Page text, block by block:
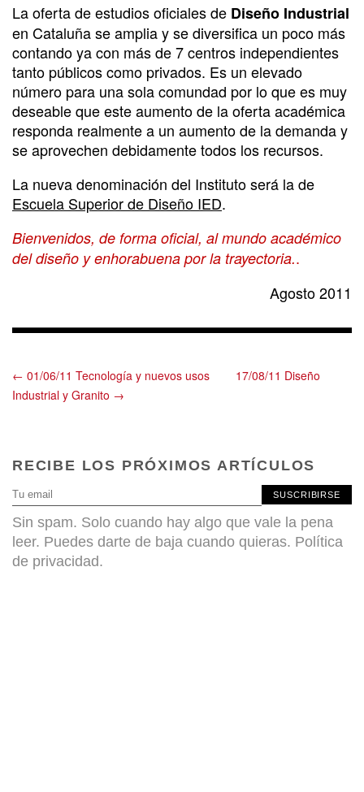
La oferta de estudios oficiales de Diseño Industrial
en Cataluña se amplia y se diversifica un poco más
contando ya con más de 7 centros independientes
tanto públicos como privados. Es un elevado
número para una sola comundad por lo que es muy
deseable que este aumento de la oferta académica
responda realmente a un aumento de la demanda y
se aprovechen debidamente todos los recursos.
La nueva denominación del Instituto será la de
Escuela Superior de Diseño IED.
Bienvenidos, de forma oficial, al mundo académico
del diseño y enhorabuena por la trayectoria..
Agosto 2011
← 01/06/11 Tecnología y nuevos usos
17/08/11 Diseño
Industrial y Granito →
RECIBE LOS PRÓXIMOS ARTÍCULOS
SUSCRIBIRSE
Sin spam. Solo cuando hay algo que vale la pena
leer. Puedes darte de baja cuando quieras. Política
de privacidad.